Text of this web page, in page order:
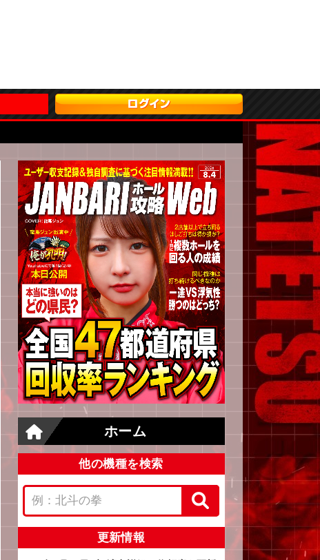
ホーム
他の機種を検索
更新情報